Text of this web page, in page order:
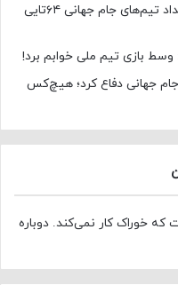
افشای سند جنجالی فیفا؛ ۱۱ سپتامبر تعداد تیم‌های جام جهانی ۶۴تایی
بازی تیم ملی خوابم برد!
جهانی دفاع کرد؛ هیچ‌کس
خوراک کار نمی‌کند. دوباره